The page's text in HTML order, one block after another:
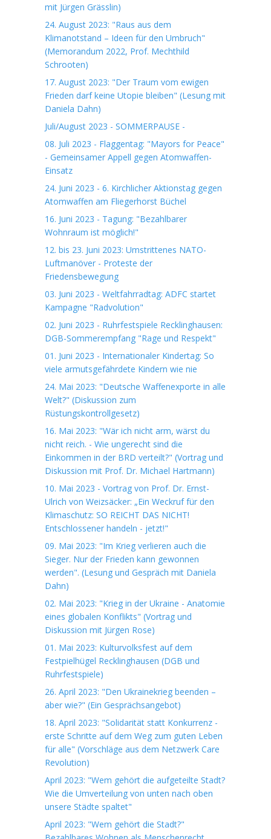
mit Jürgen Grässlin)
24. August 2023: "Raus aus dem
Klimanotstand – Ideen für den Umbruch"
(Memorandum 2022, Prof. Mechthild
Schrooten)
17. August 2023: "Der Traum vom ewigen
Frieden darf keine Utopie bleiben" (Lesung mit
Daniela Dahn)
Juli/August 2023 - SOMMERPAUSE -
08. Juli 2023 - Flaggentag: "Mayors for Peace"
- Gemeinsamer Appell gegen Atomwaffen-
Einsatz
24. Juni 2023 - 6. Kirchlicher Aktionstag gegen
Atomwaffen am Fliegerhorst Büchel
16. Juni 2023 - Tagung: "Bezahlbarer
Wohnraum ist möglich!"
12. bis 23. Juni 2023: Umstrittenes NATO-
Luftmanöver - Proteste der
Friedensbewegung
03. Juni 2023 - Weltfahrradtag: ADFC startet
Kampagne "Radvolution"
02. Juni 2023 - Ruhrfestspiele Recklinghausen:
DGB-Sommerempfang "Rage und Respekt"
01. Juni 2023 - Internationaler Kindertag: So
viele armutsgefährdete Kindern wie nie
24. Mai 2023: "Deutsche Waffenexporte in alle
Welt?" (Diskussion zum
Rüstungskontrollgesetz)
16. Mai 2023: "Wär ich nicht arm, wärst du
nicht reich. - Wie ungerecht sind die
Einkommen in der BRD verteilt?" (Vortrag und
Diskussion mit Prof. Dr. Michael Hartmann)
10. Mai 2023 - Vortrag von Prof. Dr. Ernst-
Ulrich von Weizsäcker: „Ein Weckruf für den
Klimaschutz: SO REICHT DAS NICHT!
Entschlossener handeln - jetzt!"
09. Mai 2023: "Im Krieg verlieren auch die
Sieger. Nur der Frieden kann gewonnen
werden". (Lesung und Gespräch mit Daniela
Dahn)
02. Mai 2023: "Krieg in der Ukraine - Anatomie
eines globalen Konflikts" (Vortrag und
Diskussion mit Jürgen Rose)
01. Mai 2023: Kulturvolksfest auf dem
Festpielhügel Recklinghausen (DGB und
Ruhrfestspiele)
26. April 2023: "Den Ukrainekrieg beenden –
aber wie?" (Ein Gesprächsangebot)
18. April 2023: "Solidarität statt Konkurrenz -
erste Schritte auf dem Weg zum guten Leben
für alle" (Vorschläge aus dem Netzwerk Care
Revolution)
April 2023: "Wem gehört die aufgeteilte Stadt?
Wie die Umverteilung von unten nach oben
unsere Städte spaltet"
April 2023: "Wem gehört die Stadt?"